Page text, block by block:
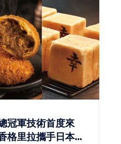
商業合作。其中，深耕精
限公司，以及專注智慧飛
股份有限公司，憑藉各自
現臺南產業創新能量，也
定重要基礎。
冠軍技術首度來
里拉攜手日本名